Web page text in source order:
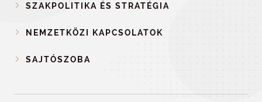
SZAKPOLITIKA ÉS STRATÉGIA
NEMZETKÖZI KAPCSOLATOK
SAJTÓSZOBA